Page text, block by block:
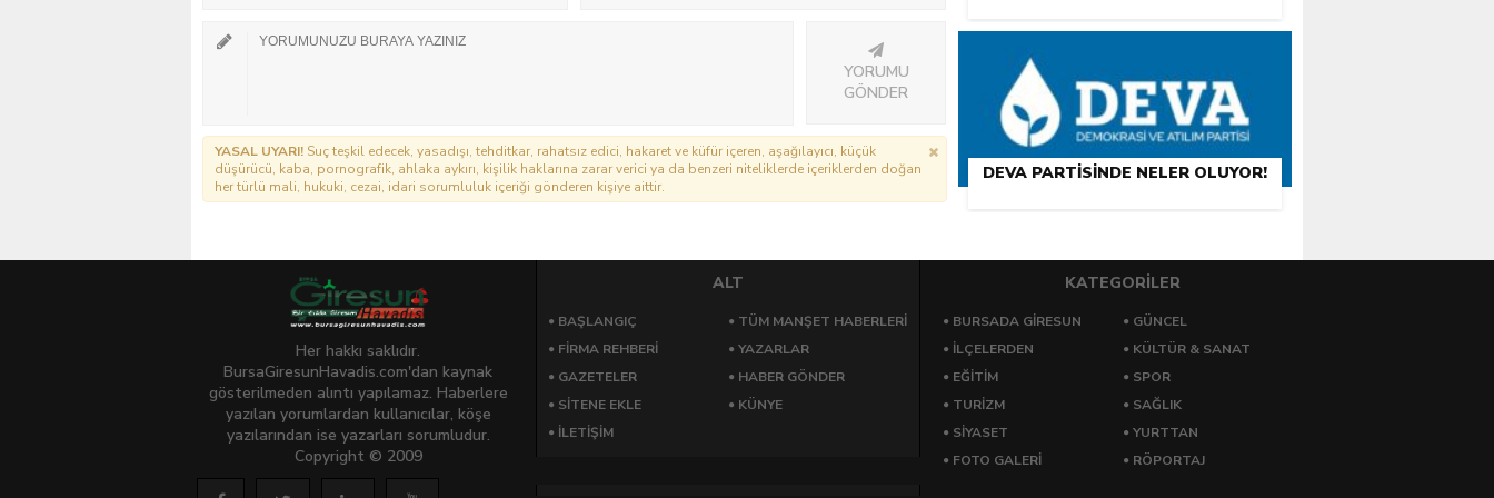
YORUMU
GÖNDER
YASAL UYARI! Suç teşkil edecek, yasadışı, tehditkar, rahatsız edici, hakaret ve küfür içeren, aşağılayıcı, küçük
düşürücü, kaba, pornografik, ahlaka aykırı, kişilik haklarına zarar verici ya da benzeri niteliklerde içeriklerden doğan
her türlü mali, hukuki, cezai, idari sorumluluk içeriği gönderen kişiye aittir.
DEVA PARTISINDE NELER OLUYOR!
Her hakkı saklıdır.
BursaGiresunHavadis.com'dan kaynak
gösterilmeden alıntı yapılamaz. Haberlere
yazılan yorumlardan kullanıcılar, köşe
yazılarından ise yazarları sorumludur.
Copyright © 2009
ALT
BAŞLANGIÇ
TÜM MANŞET HABERLERİ
FİRMA REHBERİ
YAZARLAR
GAZETELER
HABER GÖNDER
SİTENE EKLE
KÜNYE
İLETİŞİM
KATEGORİLER
BURSADA GİRESUN
GÜNCEL
İLÇELERDEN
KÜLTÜR & SANAT
EĞİTİM
SPOR
TURİZM
SAĞLIK
SİYASET
YURTTAN
FOTO GALERİ
RÖPORTAJ